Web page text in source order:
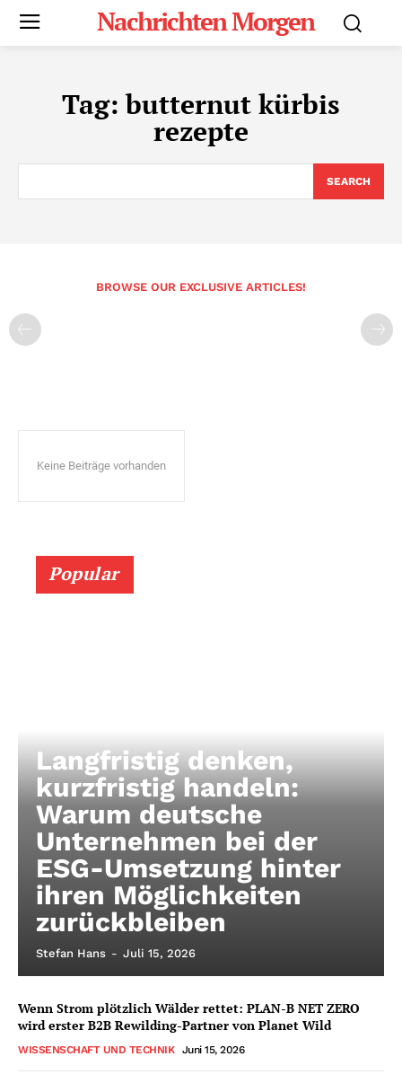
Nachrichten Morgen
Tag:butternut kürbis
rezepte
SEARCH
BROWSE OUR EXCLUSIVE ARTICLES!
Keine Beiträge vorhanden
Popular
Langfristig denken,
kurzfristig handeln:
Warum deutsche
Unternehmen bei der
ESG-Umsetzung hinter
ihren Möglichkeiten
zurückbleiben
Stefan Hans - Juli 15, 2026
Wenn Strom plötzlich Wälder rettet: PLAN-B NET ZERO
wird erster B2B Rewilding-Partner von Planet Wild
WISSENSCHAFT UND TECHNIK Juni 15, 2026